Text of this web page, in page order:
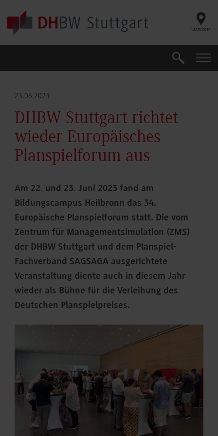
Skip to main content
Standorte
Suche
23.06.2023
DHBW Stuttgart richtet
wieder Europäisches
Planspielforum aus
Am 22. und 23. Juni 2023 fand am
Bildungscampus Heilbronn das 34.
Europäische Planspielforum statt. Die vom
Zentrum für Managementsimulation (ZMS)
der DHBW Stuttgart und dem Planspiel-
Fachverband SAGSAGA ausgerichtete
Veranstaltung diente auch in diesem Jahr
wieder als Bühne für die Verleihung des
Deutschen Planspielpreises.